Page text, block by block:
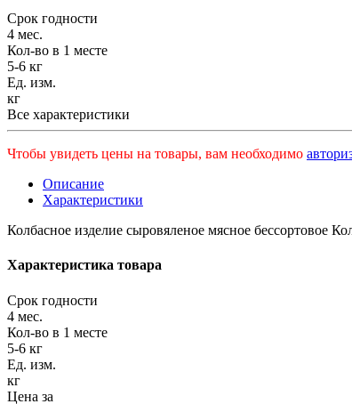
Срок годности
4 мес.
Кол-во в 1 месте
5-6 кг
Ед. изм.
кг
Все характеристики
Чтобы увидеть цены на товары, вам необходимо
Описание
Характеристики
Колбасное изделие сыровяленое мясное
Характеристика товара
Срок годности
4 мес.
Кол-во в 1 месте
5-6 кг
Ед. изм.
кг
Цена за